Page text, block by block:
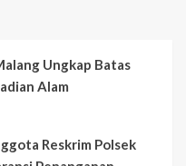
Ungkap Batas
Alam
Reskrim Polsek